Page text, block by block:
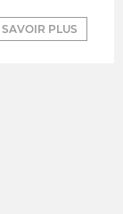
SAVOIR PLUS